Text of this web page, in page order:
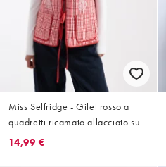
Miss Selfridge - Gilet rosso a
quadretti ricamato allacciato sul
davanti
14,99 €